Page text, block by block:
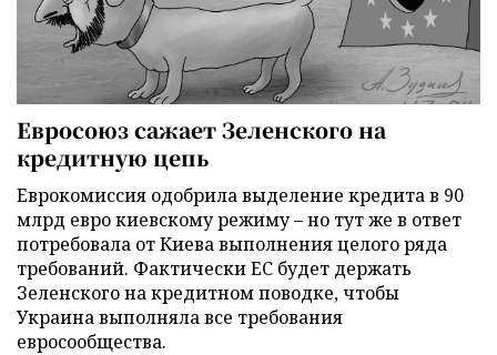
Евросоюз сажает Зеленского на
кредитную цепь
Еврокомиссия одобрила выделение кредита в 90
млрд евро киевскому режиму – но тут же в ответ
потребовала от Киева выполнения целого ряда
требований. Фактически ЕС будет держать
Зеленского на кредитном поводке, чтобы
Украина выполняла все требования
евросообщества.